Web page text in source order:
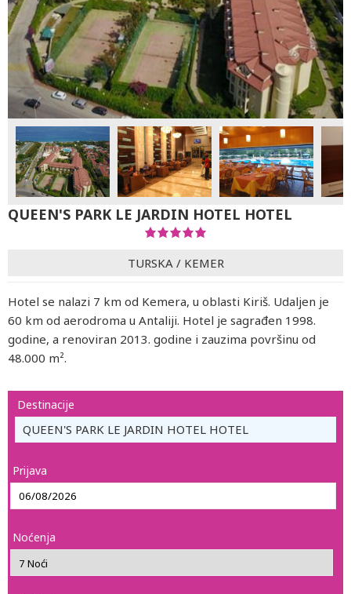
QUEEN'S PARK LE JARDIN HOTEL HOTEL
TURSKA / KEMER
Hotel se nalazi 7 km od Kemera, u oblasti Kiriš. Udaljen je
60 km od aerodroma u Antaliji. Hotel je sagrađen 1998.
godine, a renoviran 2013. godine i zauzima površinu od
48.000 m².
Destinacije
QUEEN'S PARK LE JARDIN HOTEL HOTEL
Prijava
Noćenja